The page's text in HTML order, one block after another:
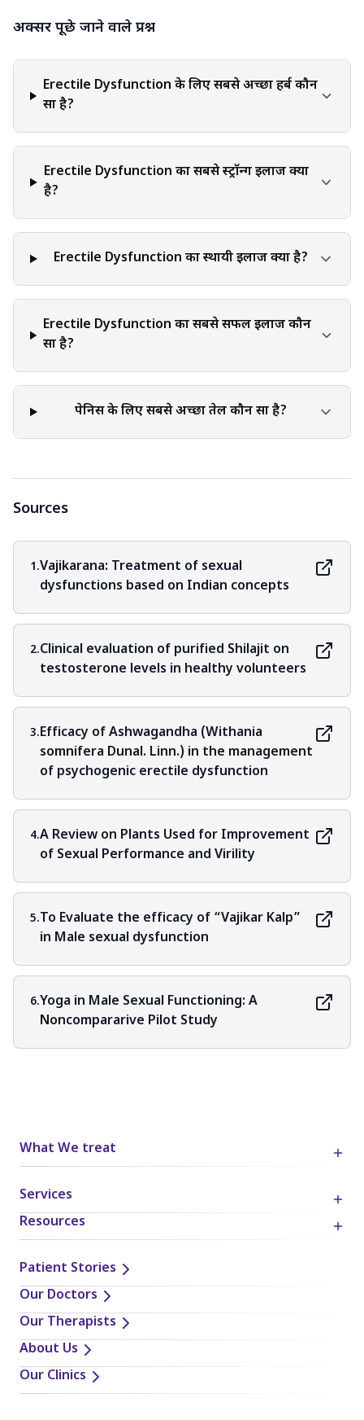
प्रथाओं की एक विस्तृत श्रृंखला शामिल है जिनका कठोर वैज्ञानिक मूल्यांकन
वैकल्पिक चिकित्सा पद्धतियों की प्रभावशीलता, सुरक्षा और उपयुक्तता
व्यक्ति, उनकी विशिष्ट चिकित्सा स्थितियों और अन्य कारकों के आधार पर
काफी भिन्न हो सकती है। वैकल्पिक चिकित्सा पद्धतियों को सावधानी और
सकते हैं या मौजूदा चिकित्सा उपचारों के साथ परस्पर क्रिया हो सकती है।
एक स्वास्थ्य देखभाल पेशेवर आपके चिकित्सा इतिहास के आधार पर
मार्गदर्शन प्रदान कर सकता है, उपलब्ध साक्ष्य का मूल्यांकन सकता है, और
वैकल्पिक चिकित्सा पद्धतियों के संभावित लाभों और जोखिमों के बारे में
सूचित सलाह दे सकता है। विशिष्ट चिकित्सा स्थितियों, एलर्जी या दवाएँ लेने
सावधानी बरतनी चाहिए। कुछ प्रथाओं में मतभेद या प्रतिकूल प्रभाव हो सकते
देखभाल पेशेवर के साथ इन संभावित चिंताओं पर चर्चा करना आवश्यक है।
अक्सर पूछे जाने वाले प्रश्न
Erectile Dysfunction के लिए सबसे अच्छा हर्ब कौन
सा है?
Erectile Dysfunction का सबसे स्ट्रॉन्ग इलाज क्या
है?
Erectile Dysfunction का स्थायी इलाज क्या है?
Erectile Dysfunction का सबसे सफल इलाज कौन
सा है?
पेनिस के लिए सबसे अच्छा तेल कौन सा है?
Sources
1.Vajikarana: Treatment of sexual
dysfunctions based on Indian concepts
2.Clinical evaluation of purified Shilajit on
testosterone levels in healthy volunteers
3.Efficacy of Ashwagandha (Withania
somnifera Dunal. Linn.) in the management
of psychogenic erectile dysfunction
4.A Review on Plants Used for Improvement
of Sexual Performance and Virility
5.To Evaluate the efficacy of “Vajikar Kalp”
in Male sexual dysfunction
6.Yoga in Male Sexual Functioning: A
Noncompararive Pilot Study
What We treat
Services
Resources
Patient Stories
Our Doctors
Our Therapists
About Us
Our Clinics